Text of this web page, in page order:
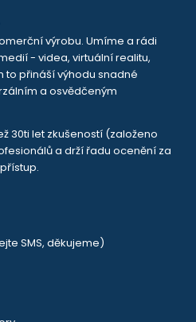
výrobu. Umíme a rádi
- videa, virtuální realitu,
to přináší výhodu snadné
a osvědčeným
30ti let zkušeností (založeno
a drží řadu ocenění za
SMS, děkujeme)